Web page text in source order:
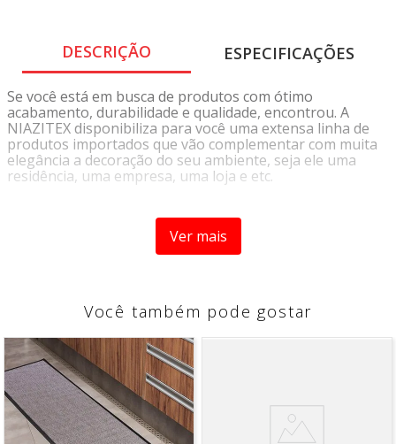
DESCRIÇÃO ESPECIFICAÇÕES
Se você está em busca de produtos com ótimo
acabamento, durabilidade e qualidade, encontrou. A
NIAZITEX disponibiliza para você uma extensa linha de
produtos importados que vão complementar com muita
elegância a decoração do seu ambiente, seja ele uma
residência, uma empresa, uma loja e etc.
Boucle Infantil - Niazitex, possui alta durabilidade e é
ideal para decorar o quarto do seu filho e dar ao
ambiente um toque especial de alegria e delicadeza. Com
Importado
Tipo:Tapete Infantil
Marca: Niazitex
CARACTERISTICAS
- Produzido em bouclê
Ver mais
Você também pode gostar